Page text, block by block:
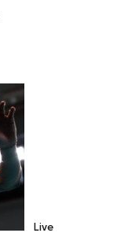
Live